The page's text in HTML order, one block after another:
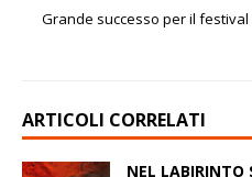
Grande successo per il festival
ARTICOLI CORRELATI
NEL LABIRINTO